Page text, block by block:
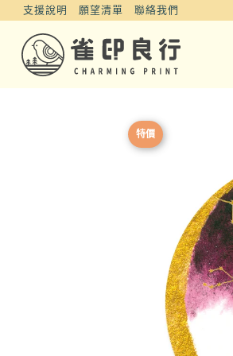
支援說明 願望清單 聯絡我們
特價